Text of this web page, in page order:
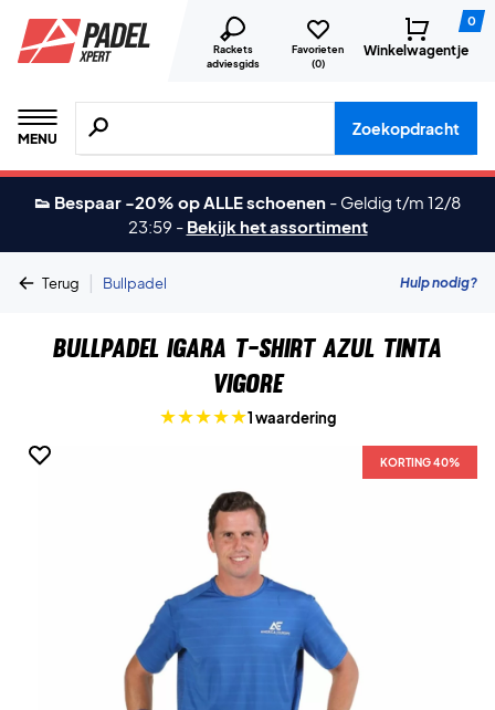
Rackets
adviesgids
Favorieten
(0)
0
Winkelwagentje
MENU
Zoeken naar producten, merken etc.
Zoekopdracht
👟 Bespaar -20% op ALLE schoenen - Geldig t/m 12/8
23:59 - Bekijk het assortiment
Terug | Bullpadel Hulp nodig?
Bullpadel Igara T-shirt Azul Tinta
Vigore
1 waardering
KORTING 40%